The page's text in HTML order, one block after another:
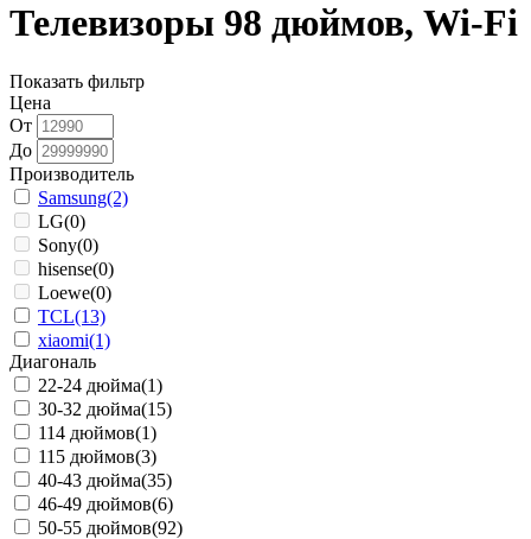
Телевизоры 98 дюймов, Wi-Fi
Показать фильтр
Цена
От
До
Производитель
Samsung(2)
LG(0)
Sony(0)
hisense(0)
Loewe(0)
TCL(13)
xiaomi(1)
Диагональ
22-24 дюйма(1)
30-32 дюйма(15)
114 дюймов(1)
115 дюймов(3)
40-43 дюйма(35)
46-49 дюймов(6)
50-55 дюймов(92)